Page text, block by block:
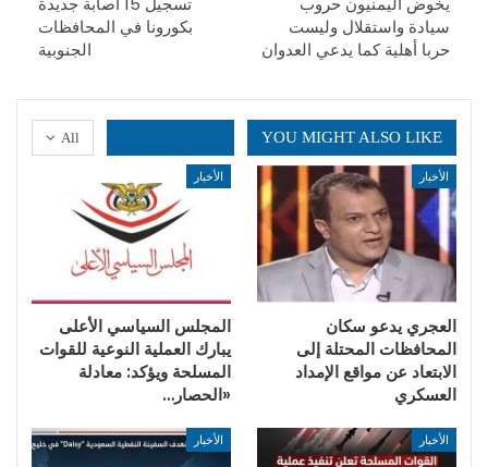
سيادة واستقلال وليست
حربا أهلية كما يدعي العدوان
بكورونا في المحافظات
الجنوبية
All YOU MIGHT ALSO LIKE
الأخبار
العجري يدعو سكان
المحافظات المحتلة إلى
الابتعاد عن مواقع الإمداد
العسكري
الأخبار
المجلس السياسي الأعلى
يبارك العملية النوعية للقوات
المسلحة ويؤكد: معادلة
«الحصار…
الأخبار الأخبار